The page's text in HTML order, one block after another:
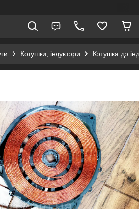
Котушки, індуктори Котушка до